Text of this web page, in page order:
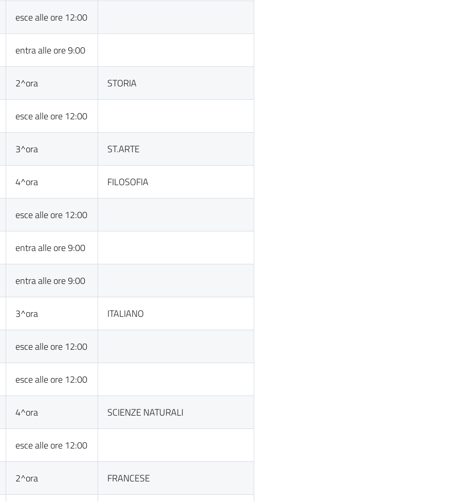
esce alle ore 12:00
entra alle ore 9:00
2^ora STORIA
esce alle ore 12:00
3^ora ST.ARTE
4^ora FILOSOFIA
esce alle ore 12:00
entra alle ore 9:00
entra alle ore 9:00
3^ora ITALIANO
esce alle ore 12:00
esce alle ore 12:00
4^ora SCIENZE NATURALI
esce alle ore 12:00
2^ora FRANCESE